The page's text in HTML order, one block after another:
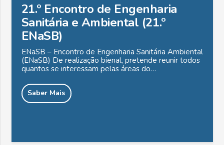
21.º Encontro de Engenharia
Sanitária e Ambiental (21.º
ENaSB)
ENaSB – Encontro de Engenharia Sanitária Ambiental
(ENaSB) De realização bienal, pretende reunir todos
quantos se interessam pelas áreas do…
Saber Mais